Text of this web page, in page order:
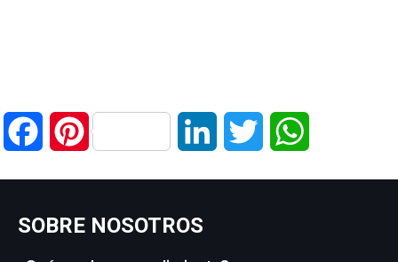
FacebookPinterest LinkedIn Twitter
SOBRE NOSOTROS